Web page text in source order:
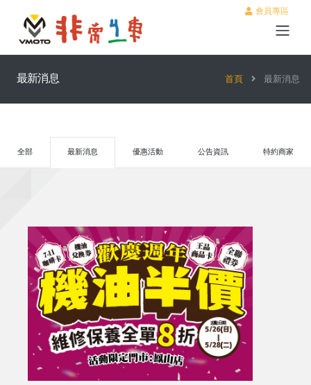
會員專區
最新消息 首頁 最新消息
全部 最新消息 優惠活動 公告資訊 特約商家